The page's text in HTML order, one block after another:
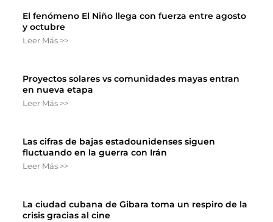
El fenómeno El Niño llega con fuerza entre agosto
y octubre
Leer Más >>
Proyectos solares vs comunidades mayas entran
en nueva etapa
Leer Más >>
Las cifras de bajas estadounidenses siguen
fluctuando en la guerra con Irán
Leer Más >>
La ciudad cubana de Gibara toma un respiro de la
crisis gracias al cine